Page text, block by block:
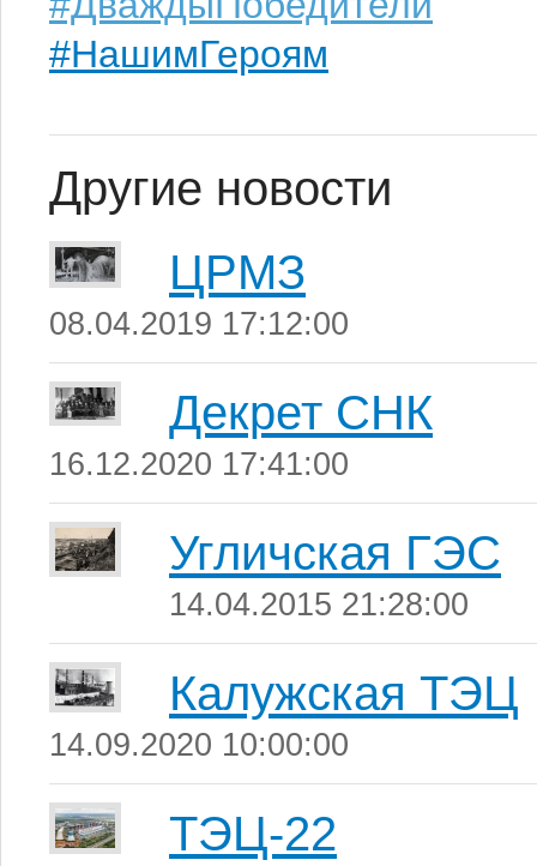
#НашимГероям
Другие новости
ЦРМЗ
08.04.2019 17:12:00
Декрет СНК
16.12.2020 17:41:00
Угличская ГЭС
14.04.2015 21:28:00
Калужская ТЭЦ
14.09.2020 10:00:00
ТЭЦ-22